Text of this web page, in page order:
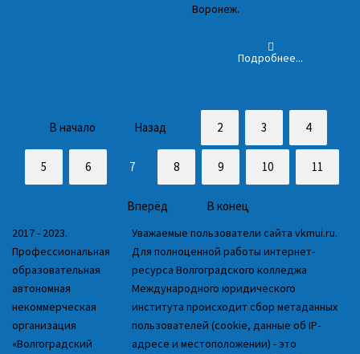
Воронеж.
Подробнее...
В начало Назад 2 3 4
5 6 7 8 9 10 11
Вперёд В конец
2017 - 2023.
Профессиональная
образовательная
автономная
некоммерческая
организация
«Волгоградский
Уважаемые пользователи сайта vkmui.ru.
Для полноценной работы интернет-
ресурса Волгоградского колледжа
Международного юридического
института происходит сбор метаданных
пользователей (cookie, данные об IP-
адресе и местоположении) - это